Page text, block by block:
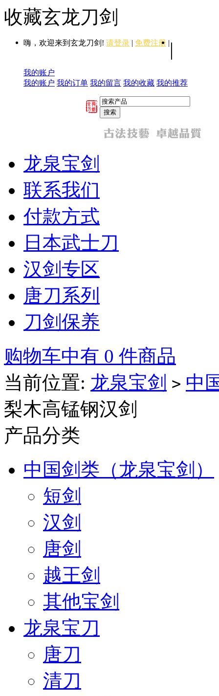
收藏玄龙刀剑
嗨，欢迎来到玄龙刀剑! 请登录 | 免费注册 | |
我的账户
我的账户 我的订单 我的留言 我的收藏 我的推荐
龙泉宝剑
联系我们
付款方式
日本武士刀
汉剑专区
唐刀系列
刀剑保养
购物车中有 0 件商品
当前位置: 龙泉宝剑 > 中
梨木高锰钢汉剑
产品分类
中国剑类（龙泉宝剑）
短剑
汉剑
唐剑
越王剑
其他宝剑
龙泉宝刀
唐刀
清刀